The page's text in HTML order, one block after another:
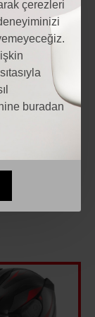
çerezleri
buradan